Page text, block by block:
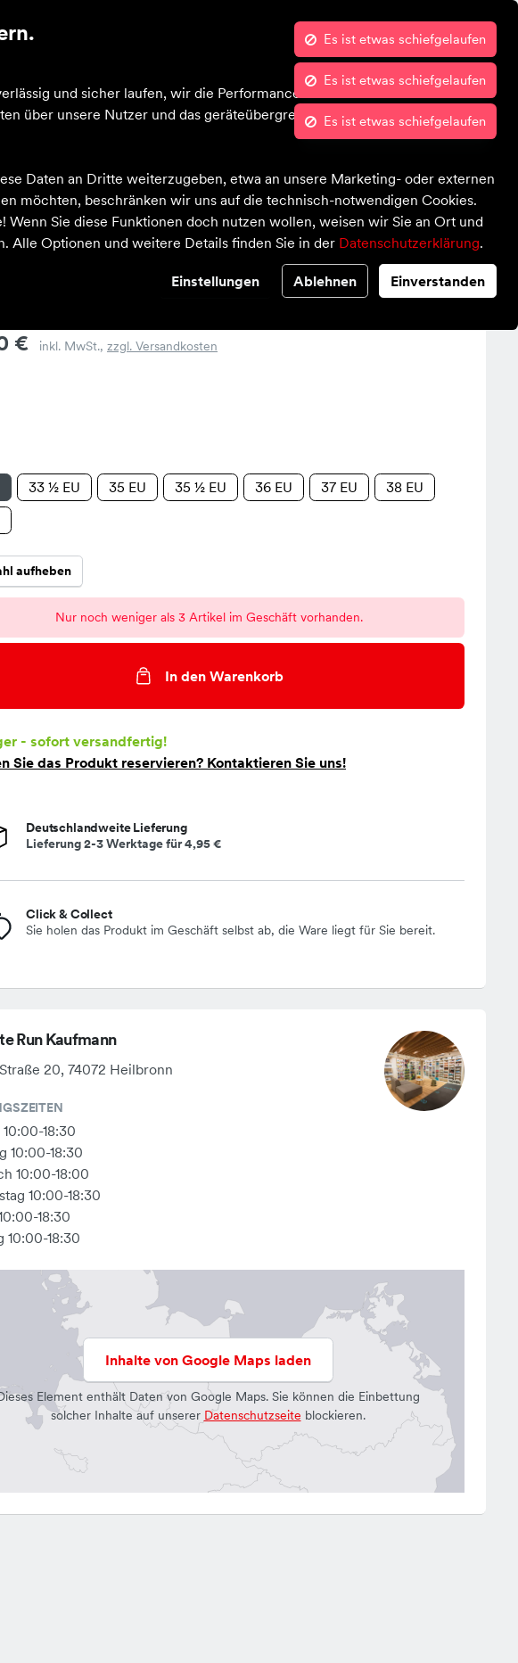
und sicher laufen, wir die Performance nachvollziehen und Ihnen in
über unsere Nutzer und das geräteübergreifende Verhalten in Bezug auf
Daten an Dritte weiterzugeben, etwa an unsere Marketing- oder externen
möchten, beschränken wir uns auf die technisch-notwendigen Cookies.
Sie diese Funktionen doch nutzen wollen, weisen wir Sie an Ort und
Alle Optionen und weitere Details finden Sie in der Datenschutzerklärung.
Einstellungen Ablehnen Einverstanden
Mein Konto Wunschliste Warenkorb
Damen Herren Kinder Outdoor Sale
€ inkl. MwSt., zzgl. Versandkosten
33 ½ EU 35 EU 35 ½ EU 36 EU 37 EU
38 EU
aufheben
Nur noch weniger als 3 Artikel im Geschäft vorhanden.
In den Warenkorb
- sofort versandfertig!
Sie das Produkt reservieren? Kontaktieren Sie uns!
Deutschlandweite Lieferung
Lieferung 2-3 Werktage für4,95 €
Click & Collect
Sie holen das Produkt im Geschäft selbst ab, die Ware liegt für Sie bereit.
Run Kaufmann
20, 74072 Heilbronn
18:30
10:00-18:30
10:00-18:00
10:00-18:30
18:30
10:00-18:30
Inhalte von Google Maps laden
Element enthält Daten von Google Maps. Sie können die Einbettung
solcher Inhalte auf unserer Datenschutzseite blockieren.